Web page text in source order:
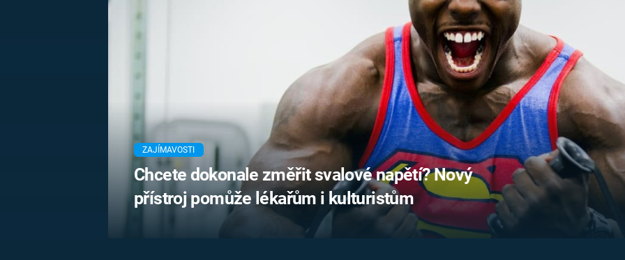
UFO A
MIMOZEMŠŤANÉ
UTAJENÉ PŘÍBĚHY
ČESKÝCH DĚJIN
ALTERNATIVNÍ
HISTORIE
HORORY
REALITA
OPTICKÉ
KLAMY
ZAJÍMAVOSTI
Chcete dokonale změřit svalové napětí? Nový
přístroj pomůže lékařům i kulturistům